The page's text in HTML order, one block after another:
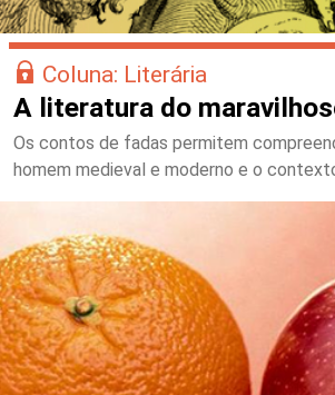
Coluna: Literária
A literatura do
Os contos de fadas permitem
homem medieval e moderno e o